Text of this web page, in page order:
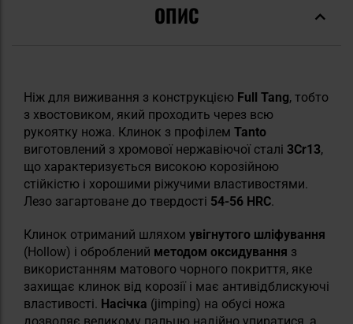
ОПИС
Ніж для виживання з конструкцією Full Tang, тобто
з хвостовиком, який проходить через всю
рукоятку ножа. Клинок з профілем Tanto
виготовлений з хромової нержавіючої сталі 3Cr13,
що характеризується високою корозійною
стійкістю і хорошими ріжучими властивостями.
Лезо загартоване до твердості 54-56 HRC.
Клинок отриманий шляхом увігнутого шліфування
(Hollow) і оброблений методом оксидування з
використанням матового чорного покриття, яке
захищає клинок від корозії і має антивідблискуючі
властивості. Насічка (jimping) на обусі ножа